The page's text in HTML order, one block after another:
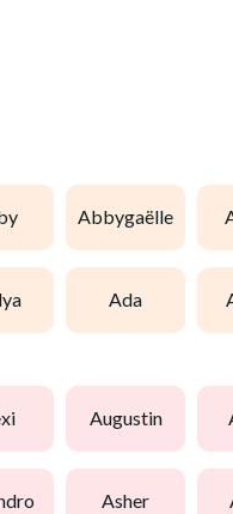
abbygaëlle
ada
augustin
asher